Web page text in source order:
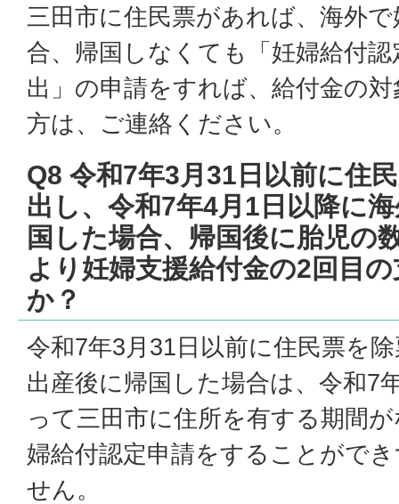
三田市に住民票があれば、海外
合、帰国しなくても「妊婦給付
出」の申請をすれば、給付金の
方は、ご連絡ください。
Q8 令和7年3月31日以前に住
出し、令和7年4月1日以降に
国した場合、帰国後に胎児の
より妊婦支援給付金の2回目
か？
令和7年3月31日以前に住民票を
出産後に帰国した場合は、令和7
って三田市に住所を有する期間
婦給付認定申請をすることがで
せん。